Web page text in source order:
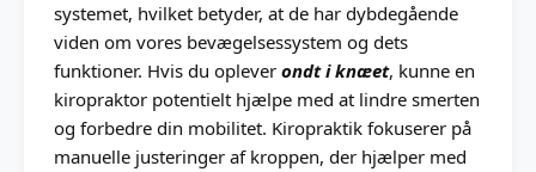
systemet, hvilket betyder, at de har dybdegående
viden om vores bevægelsessystem og dets
funktioner. Hvis du oplever ondt i knæet, kunne en
kiropraktor potentielt hjælpe med at lindre smerten
og forbedre din mobilitet. Kiropraktik fokuserer på
manuelle justeringer af kroppen, der hjælper med